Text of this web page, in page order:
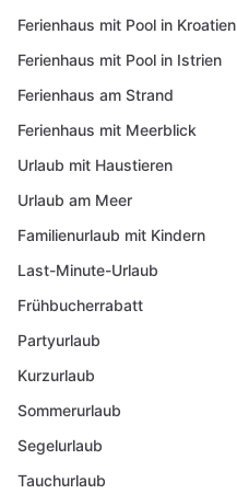
Ferienhaus mit Pool in Kroatien
Ferienhaus mit Pool in Istrien
Ferienhaus am Strand
Ferienhaus mit Meerblick
Urlaub mit Haustieren
Urlaub am Meer
Familienurlaub mit Kindern
Last-Minute-Urlaub
Frühbucherrabatt
Partyurlaub
Kurzurlaub
Sommerurlaub
Segelurlaub
Tauchurlaub